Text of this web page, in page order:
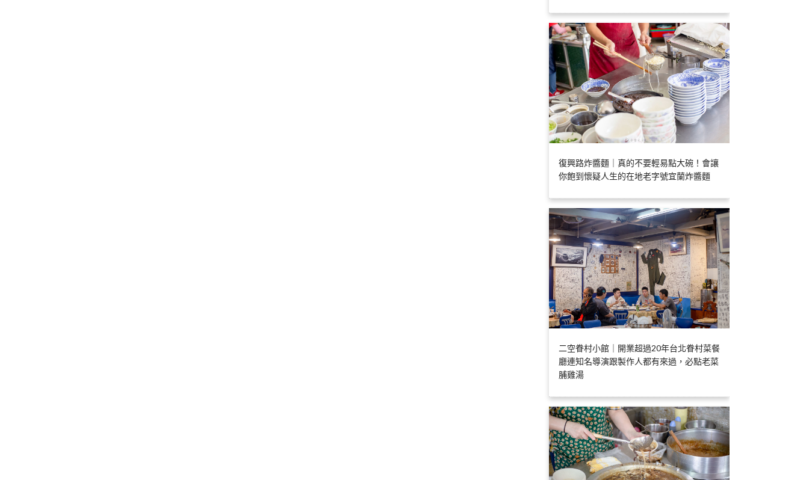
復興路炸醬麵｜真的不要輕易點大碗！會讓
你飽到懷疑人生的在地老字號宜蘭炸醬麵
二空眷村小館｜開業超過20年台北眷村菜餐
廳連知名導演跟製作人都有來過，必點老菜
脯雞湯